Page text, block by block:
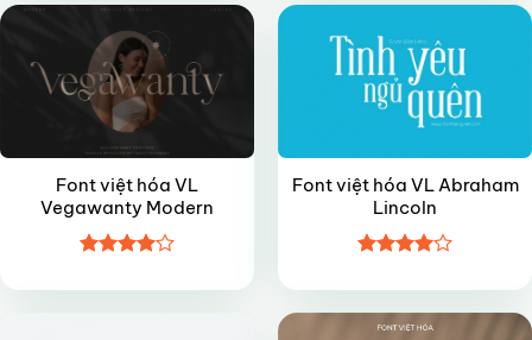
Font việt hóa VL
Vegawanty Modern
xếp hạng
Font việt hóa VL Abraham
Lincoln
xếp hạng
45 sao